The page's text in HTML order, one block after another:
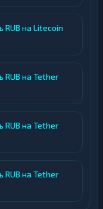
на Litecoin
RUB на Tether
RUB на Tether
RUB на Tether